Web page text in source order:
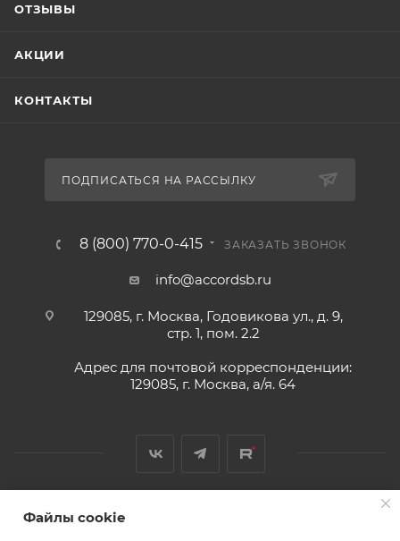
ОТЗЫВЫ
АКЦИИ
КОНТАКТЫ
ПОДПИСАТЬСЯ НА РАССЫЛКУ
8 (800) 770-0-415 ЗАКАЗАТЬ ЗВОНОК
info@accordsb.ru
129085, г. Москва, Годовикова ул., д. 9,
стр. 1, пом. 2.2
Адрес для почтовой корреспонденции:
129085, г. Москва, а/я. 64
2026 © Обращаем Ваше внимание на то, что вся
Файлы cookie